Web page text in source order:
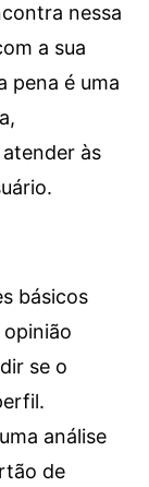
nessa
a sua
pena é uma
às
básicos
se o
análise
de